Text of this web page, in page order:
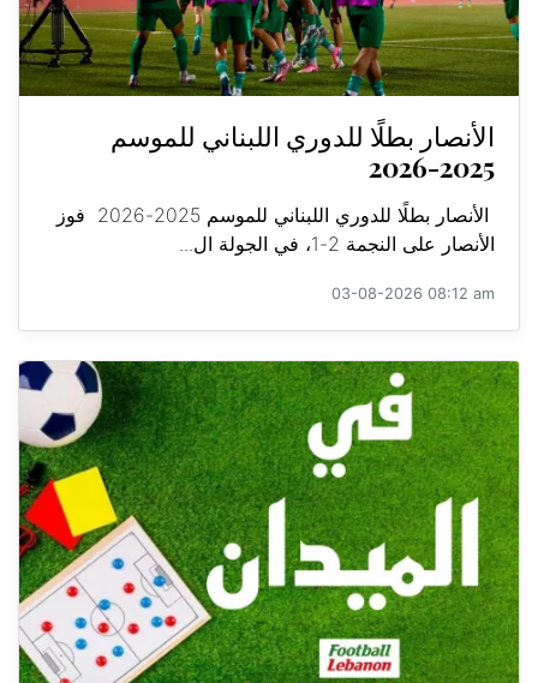
الأنصار بطلًا للدوري اللبناني للموسم
2025-2026
الأنصار بطلًا للدوري اللبناني للموسم 2025-2026 فوز
الأنصار على النجمة 2-1، في الجولة ال...
03-08-2026 08:12 am